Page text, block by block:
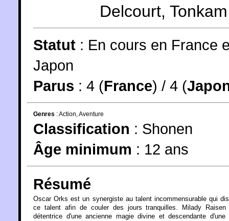
Delcourt, Tonkam
Statut : En cours en France
Japon
Parus : 4 (France) / 4 (
Genres :Action Aventure
Classification : Shonen
Âge minimum : 12 ans
Résumé
Oscar Orks est un synergiste au talent incommensurable qui
ce talent afin de couler des jours tranquilles. Milady
détentrice d'une ancienne magie divine et descendante d'une